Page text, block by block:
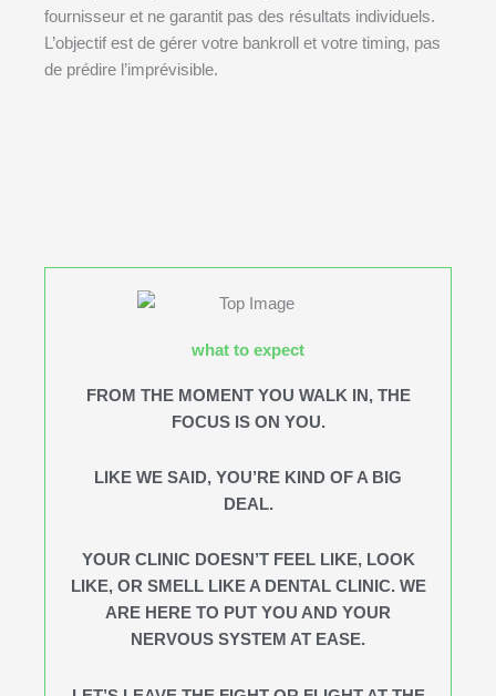
fournisseur et ne garantit pas des résultats individuels.
L’objectif est de gérer votre bankroll et votre timing, pas
de prédire l’imprévisible.
what to expect
FROM THE MOMENT YOU WALK IN, THE
FOCUS IS ON YOU.
LIKE WE SAID, YOU’RE KIND OF A BIG
DEAL.
YOUR CLINIC DOESN’T FEEL LIKE, LOOK
LIKE, OR SMELL LIKE A DENTAL CLINIC. WE
ARE HERE TO PUT YOU AND YOUR
NERVOUS SYSTEM AT EASE.